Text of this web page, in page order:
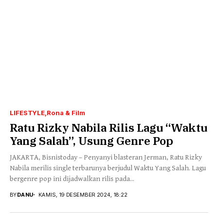
LIFESTYLE Rona & Film
Ratu Rizky Nabila Rilis Lagu “Waktu
Yang Salah”, Usung Genre Pop
JAKARTA, Bisnistoday – Penyanyi blasteran Jerman, Ratu Rizky
Nabila merilis single terbarunya berjudul Waktu Yang Salah. Lagu
bergenre pop ini dijadwalkan rilis pada...
BYDANU KAMIS, 19 DESEMBER 2024, 18:22